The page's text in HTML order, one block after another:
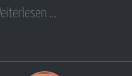
...